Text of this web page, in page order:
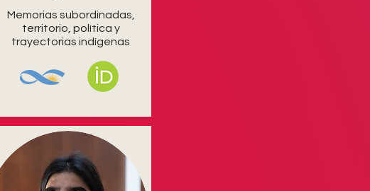
Memorias subordinadas,
territorio, política y
trayectorias indígenas